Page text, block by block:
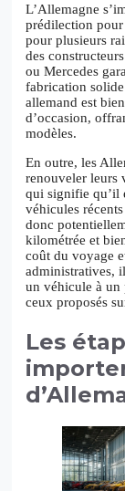
L’Allemagne
prédilection pour
pour plusieurs
des
ou Mercedes
fabrication
allemand est
d’occasion,
modèles.
En outre, les
renouveler leurs
qui signifie qu’il
véhicules
donc
kilométrée et
coût du voyage
administratives,
un véhicule à
ceux proposés
Les